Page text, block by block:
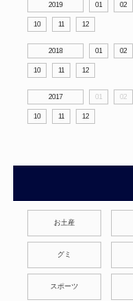
2019 01 02
10 11 12
2018 01 02
10 11 12
2017 01 02
10 11 12
お土産
グミ
スポーツ